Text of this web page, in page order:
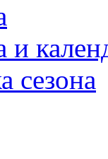
и
сезона